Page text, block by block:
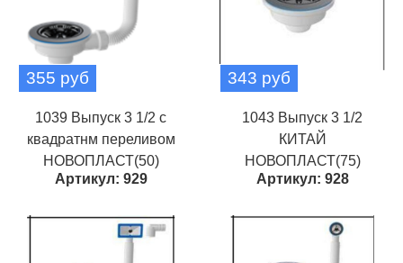
355 руб
1039 Выпуск 3 1/2 с
квадратнм переливом
НОВОПЛАСТ(50)
Артикул: 929
343 руб
1043 Выпуск 3 1/2
КИТАЙ
НОВОПЛАСТ(75)
Артикул: 928